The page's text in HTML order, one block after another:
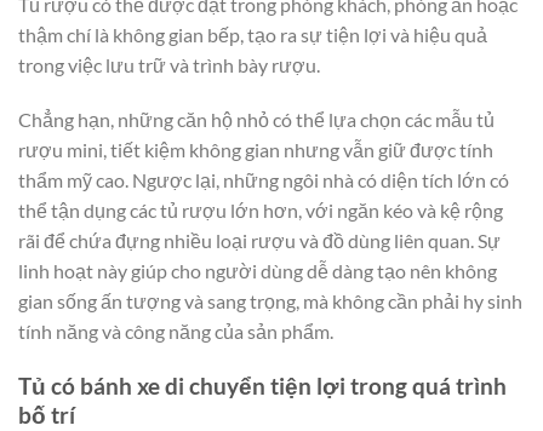
thậm chí là không gian bếp, tạo ra sự tiện lợi và hiệu quả
trong việc lưu trữ và trình bày rượu.
Chẳng hạn, những căn hộ nhỏ có thể lựa chọn các mẫu tủ
rượu mini, tiết kiệm không gian nhưng vẫn giữ được tính
thẩm mỹ cao. Ngược lại, những ngôi nhà có diện tích lớn có
thể tận dụng các tủ rượu lớn hơn, với ngăn kéo và kệ rộng
rãi để chứa đựng nhiều loại rượu và đồ dùng liên quan. Sự
linh hoạt này giúp cho người dùng dễ dàng tạo nên không
gian sống ấn tượng và sang trọng, mà không cần phải hy sinh
tính năng và công năng của sản phẩm.
Tủ có bánh xe di chuyển tiện lợi trong quá trình
bố trí